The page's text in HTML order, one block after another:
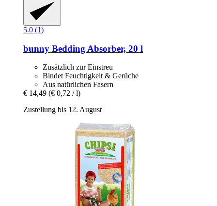
5.0 (1)
bunny Bedding Absorber, 20 l
Zusätzlich zur Einstreu
Bindet Feuchtigkeit & Gerüche
Aus natürlichen Fasern
€ 14,49 (€ 0,72 / l)
Zustellung bis 12. August